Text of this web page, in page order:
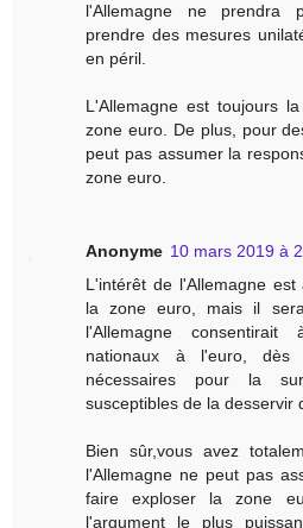
l'Allemagne ne prendra
prendre des mesures
en péril.
L'Allemagne est toujours
zone euro. De plus, pour
peut pas assumer la
zone euro.
Anonyme 10 mars 2019 à
L'intérêt de l'Allemagne
la zone euro, mais il
l'Allemagne
nationaux à l'euro,
nécessaires pour la
susceptibles de la desservir
Bien sûr,vous avez
l'Allemagne ne peut pas
faire exploser la zone
l'argument le plus